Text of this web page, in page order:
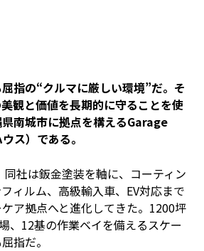
指の“クルマに厳しい環境”だ。そ
観と価値を長期的に守ることを使
南城市に拠点を構えるGarage
ス）である。
社は鈑金塗装を軸に、コーティン
ィルム、高級輸入車、EV対応まで
ア拠点へと進化してきた。1200坪
、12基の作業ベイを備えるスケー
指だ。